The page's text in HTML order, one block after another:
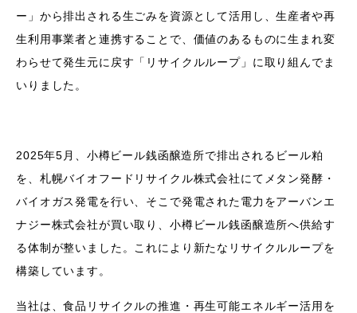
ー」から排出される生ごみを資源として活用し、生産者や再
生利用事業者と連携することで、価値のあるものに生まれ変
わらせて発生元に戻す「リサイクルループ」に取り組んでま
いりました。
2025年5月、小樽ビール銭函醸造所で排出されるビール粕
を、札幌バイオフードリサイクル株式会社にてメタン発酵・
バイオガス発電を行い、そこで発電された電力をアーバンエ
ナジー株式会社が買い取り、小樽ビール銭函醸造所へ供給す
る体制が整いました。これにより新たなリサイクルループを
構築しています。
当社は、食品リサイクルの推進・再生可能エネルギー活用を